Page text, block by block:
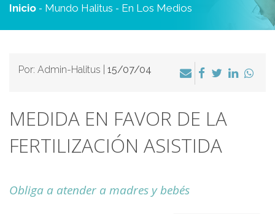
Inicio - Mundo Halitus - En Los Medios
Por: Admin-Halitus | 15/07/04
MEDIDA EN FAVOR DE LA
FERTILIZACIÓN ASISTIDA
Obliga a atender a madres y bebés